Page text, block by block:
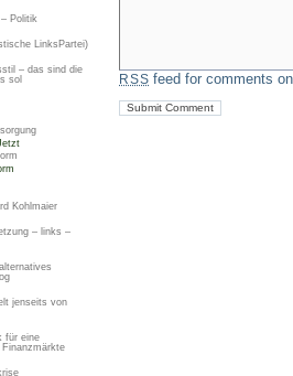
Politik
LinksPartei)
– das sind die
sol
Kohlmaier
– links –
jenseits von
für eine
RSS feed for comments